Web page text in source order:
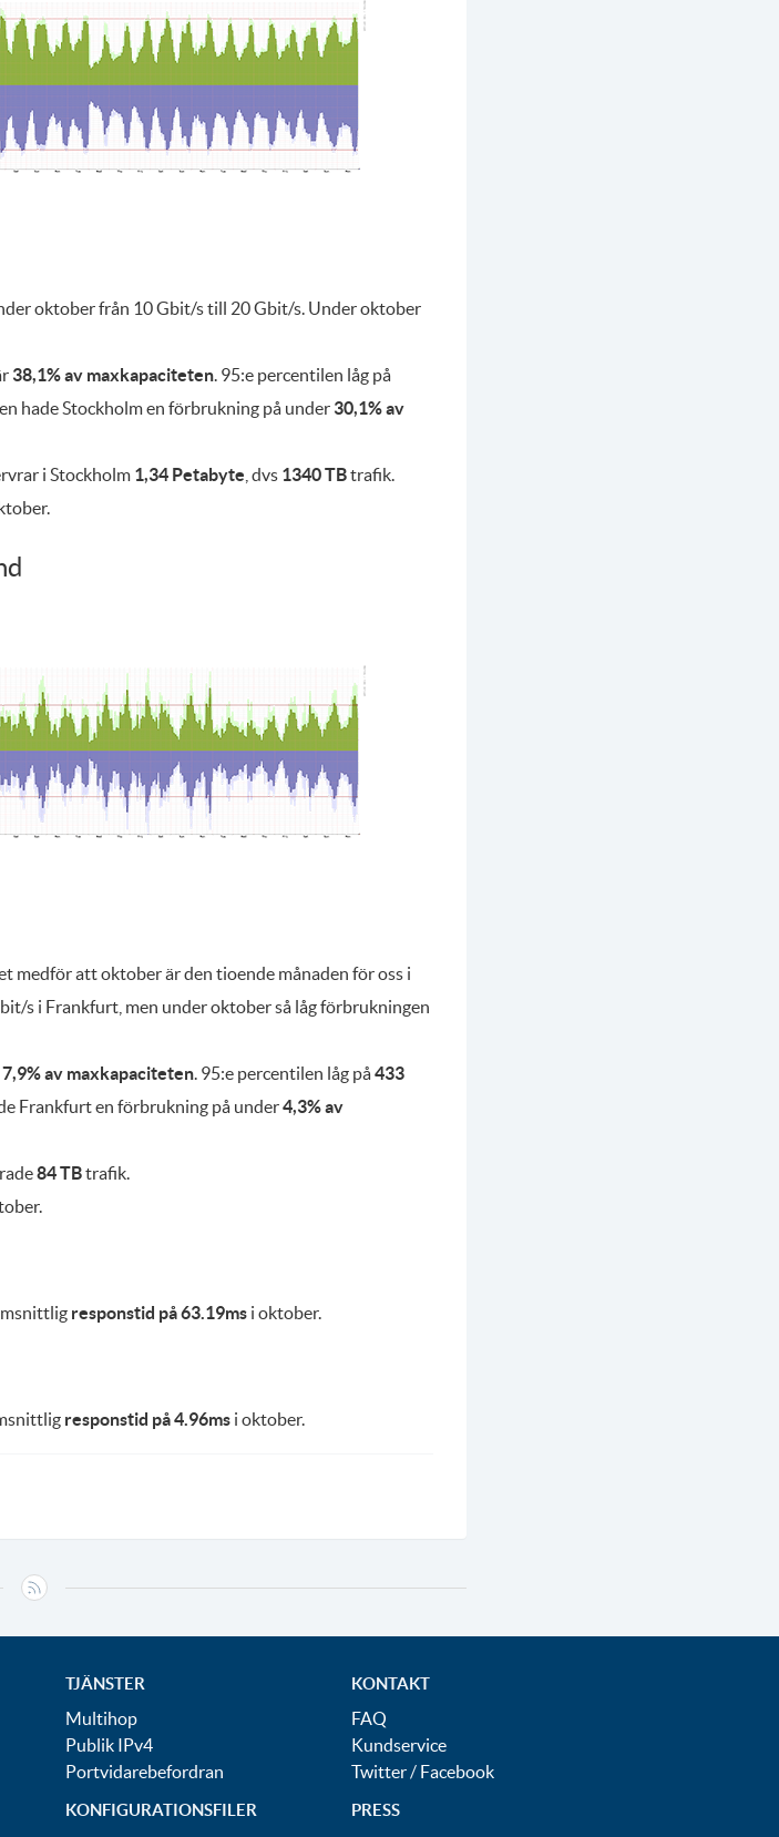
oktober från 10 Gbit/s till 20 Gbit/s. Under oktober
38,1% av maxkapaciteten. 95:e percentilen låg på
hade Stockholm en förbrukning på under 30,1% av
i Stockholm 1,34 Petabyte , dvs 1340 TBtrafik.
medför att oktober är den tioende månaden för oss i
s i Frankfurt, men under oktober så låg förbrukningen
7,9% av maxkapaciteten. 95:e percentilen låg på433
Frankfurt en förbrukning på under4,3% av
84 TBtrafik.
responstid på 63.19msi oktober.
responstid på 4.96msi oktober.
TJÄNSTER
Multihop
Publik IPv4
Portvidarebefordran
KONFIGURATIONSFILER
KONTAKT
FAQ
Kundservice
Twitter/ Facebook
PRESS